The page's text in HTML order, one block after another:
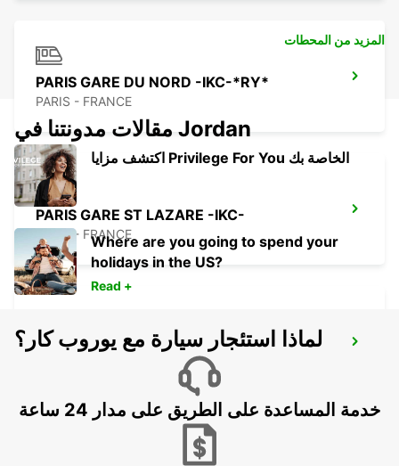
PARIS GARE DU NORD -IKC-*RY*
PARIS - FRANCE
PARIS GARE ST LAZARE -IKC-
PARIS - FRANCE
LOGNES
المزيد من المحطات
مقالات مدونتنا في Jordan
اكتشف مزايا Privilege For You الخاصة بك
Where are you going to spend your
holidays in the US?
Read +
لماذا استئجار سيارة مع يوروب كار؟
خدمة المساعدة على الطريق على مدار 24 ساعة